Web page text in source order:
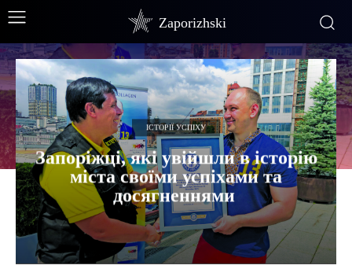
Zaporizhski
ІСТОРІЇ УСПІХУ
Запоріжці, які увійшли в історію
міста своїми успіхами та
досягненнями